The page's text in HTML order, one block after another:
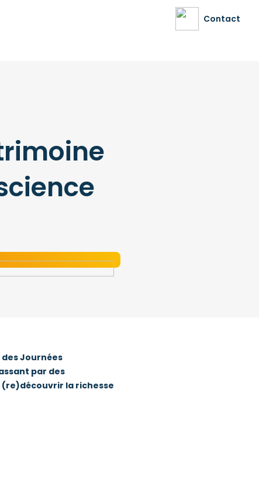
Contact
Journées
par des
la richesse